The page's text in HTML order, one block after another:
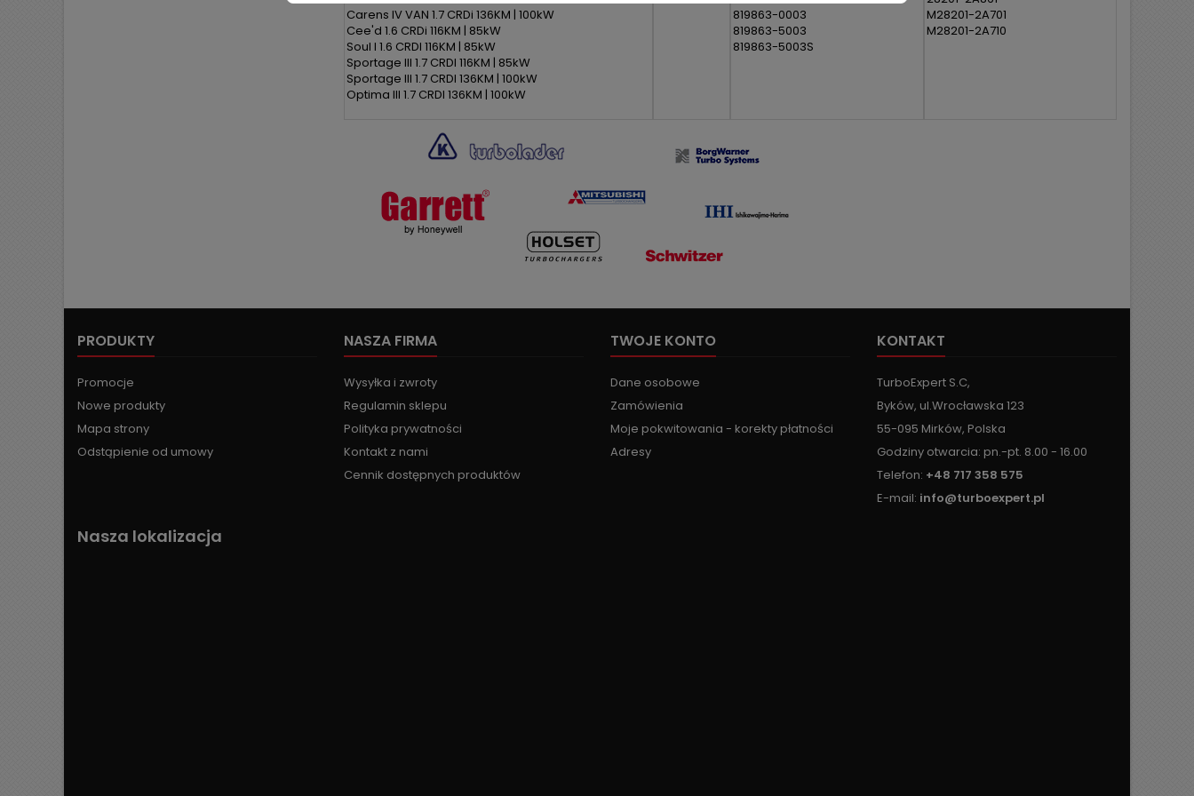
Carens IV VAN 1.7 CRDi 136KM | 100kW
Cee'd 1.6 CRDi 116KM | 85kW
Soul I 1.6 CRDI 116KM | 85kW
Sportage III 1.7 CRDI 116KM | 85kW
Sportage III 1.7 CRDI 136KM | 100kW
Optima III 1.7 CRDI 136KM | 100kW
819863-0003
819863-5003
819863-5003S
M28201-2A701
M28201-2A710
PRODUKTY
Promocje
Nowe produkty
Mapa strony
Odstąpienie od umowy
NASZA FIRMA
Wysyłka i zwroty
Regulamin sklepu
Polityka prywatności
Kontakt z nami
Cennik dostępnych produktów
TWOJE KONTO
Dane osobowe
Zamówienia
Moje pokwitowania - korekty płatności
Adresy
KONTAKT
TurboExpert S.C,
Byków, ul.Wrocławska 123
55-095 Mirków, Polska
Godziny otwarcia: pn.-pt. 8.00 - 16.00
Telefon: +48 717 358 575
E-mail: info@turboexpert.pl
Nasza lokalizacja